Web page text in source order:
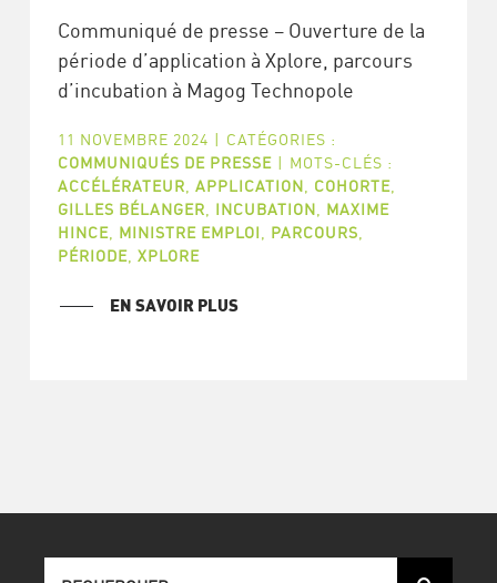
Communiqué de presse – Ouverture de la
période d’application à Xplore, parcours
d’incubation à Magog Technopole
11 NOVEMBRE 2024 | CATÉGORIES :
COMMUNIQUÉS DE PRESSE | MOTS-CLÉS :
ACCÉLÉRATEUR APPLICATION COHORTE,
GILLES BÉLANGER
INCUBATION
MAXIME
HINCE, MINISTRE EMPLOI PARCOURS
PÉRIODE, XPLORE
EN SAVOIR PLUS